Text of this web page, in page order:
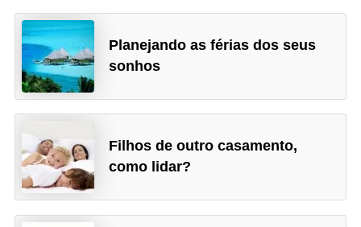
Planejando as férias dos seus
sonhos
Filhos de outro casamento,
como lidar?